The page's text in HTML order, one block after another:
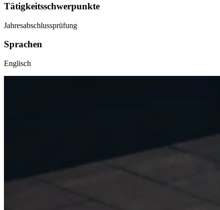
Tätigkeitsschwerpunkte
Jahresabschlussprüfung
Sprachen
Englisch